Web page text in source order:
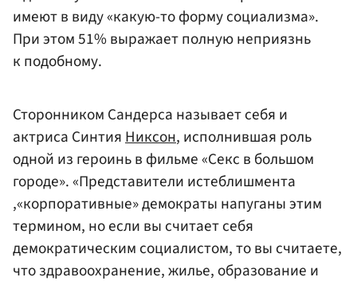
имеют в виду «какую-то форму социализма».
При этом 51% выражает полную неприязнь
к подобному.
Сторонником Сандерса называет себя и
актриса СинтияНиксон, исполнившая роль
одной из героинь в фильме «Секс в большом
городе». «Представители истеблишмента
,«корпоративные» демократы напуганы этим
термином, но если вы считает себя
демократическим социалистом, то вы считаете,
что здравоохранение, жилье, образование и